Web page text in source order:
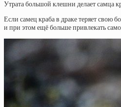
Утрата большой клешни делает самца
Если самец краба в драке теряет свою
и при этом ещё больше привлекать